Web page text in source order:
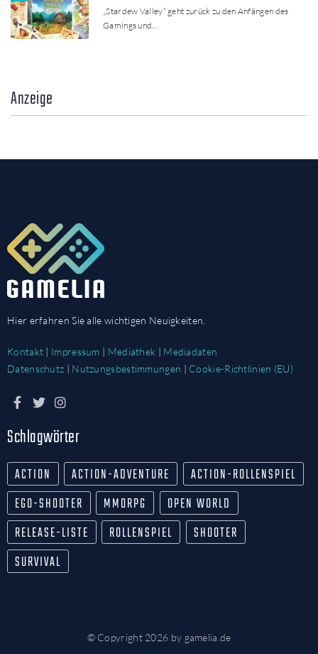
„Stardew Valley“ geht zurück zu den Anfängen des
Gamings und…
Anzeige
Hier erfahren Sie alle wichtigen Neuigkeiten.
Kontakt | Impressum | Mediathek | Mediadaten
Datenschutz | Nutzungsbestimmungen | Cookie-Richtlinien (EU)
Schlagwörter
ACTION ACTION-ADVENTURE
ACTION-ROLLENSPIEL
EGO-SHOOTER
MMORPG
OPEN WORLD
RELEASE-LISTE
ROLLENSPIEL
SHOOTER
SURVIVAL
© Copyright 2026 by gamelia.de